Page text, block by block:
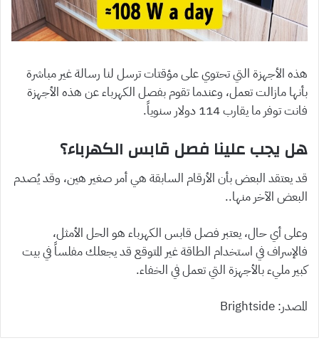
هذه الأجهزة التي تحتوي على مؤقتات ترسل لنا رسالة غير مباشرة
بأنها مازالت تعمل، وعندما تقوم بفصل الكهرباء عن هذه الأجهزة
فانت توفر ما يقارب 114 دولار سنوياً.
هل يجب علينا فصل قابس الكهرباء؟
قد يعتقد البعض بأن الأرقام السابقة هي أمر صغير هين، وقد يُصدم
البعض الآخر منها..
وعلى أي حال، يعتبر فصل قابس الكهرباء هو الحل الأمثل،
فالإسراف في استخدام الطاقة غير المتوقع قد يجعلك مفلساً في بيت
كبير مليء بالأجهزة التي تعمل في الخفاء.
المصدر: Brightside